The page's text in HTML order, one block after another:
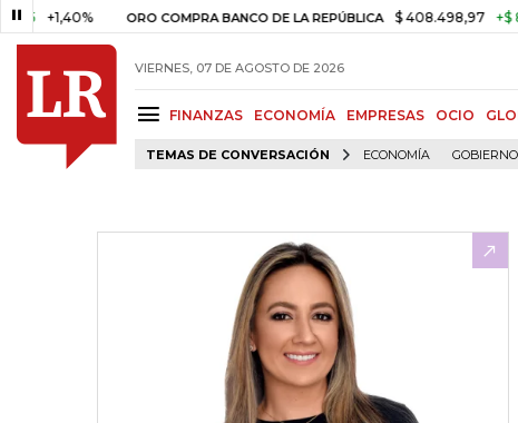
ORO COMPRA BANCO DE LA REPÚBLICA $ 408.498,97 +$
VIERNES, 07 DE AGOSTO DE 2026
FINANZAS ECONOMÍA EMPRESAS OCIO
TEMAS DE CONVERSACIÓN ECONOMÍA